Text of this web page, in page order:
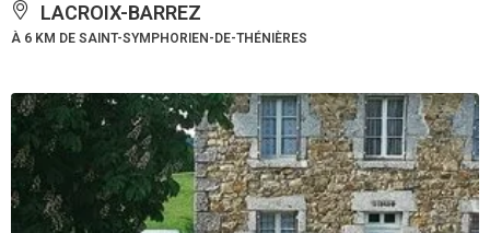
LACROIX-BARREZ
À 6 KM DE SAINT-SYMPHORIEN-DE-THÉNIÈRES